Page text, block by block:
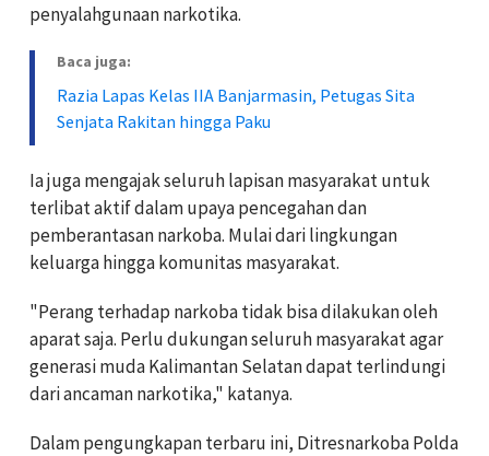
penyalahgunaan narkotika.
Baca juga:
Razia Lapas Kelas IIA Banjarmasin, Petugas Sita
Senjata Rakitan hingga Paku
Ia juga mengajak seluruh lapisan masyarakat untuk
terlibat aktif dalam upaya pencegahan dan
pemberantasan narkoba. Mulai dari lingkungan
keluarga hingga komunitas masyarakat.
"Perang terhadap narkoba tidak bisa dilakukan oleh
aparat saja. Perlu dukungan seluruh masyarakat agar
generasi muda Kalimantan Selatan dapat terlindungi
dari ancaman narkotika," katanya.
Dalam pengungkapan terbaru ini, Ditresnarkoba Polda